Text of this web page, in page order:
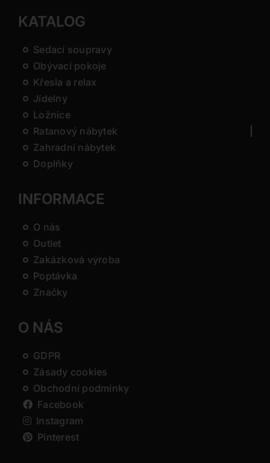
KATALOG
Sedací soupravy
Obývací pokoje
Křesla a relax
Jídelny
Ložnice
Ratanový nábytek
Zahradní nábytek
Doplňky
INFORMACE
O nás
Outlet
Zakázková výroba
Poptávka
Značky
O NÁS
GDPR
Zásady cookies
Obchodní podmínky
Facebook
Instagram
Pinterest